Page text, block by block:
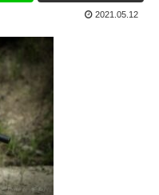
2021.05.12